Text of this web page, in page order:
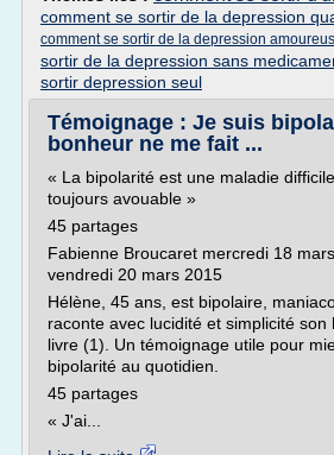
comment se sortir de la depression
comment se sortir de la depression
sortir de la depression sans
sortir depression seul
Témoignage : Je suis
bonheur ne me fait ...
« La bipolarité est une maladie
toujours avouable »
45 partages
Fabienne Broucaret mercredi 18
vendredi 20 mars 2015
Hélène, 45 ans, est bipolaire,
raconte avec lucidité et simplicité son
livre (1). Un témoignage utile pour
bipolarité au quotidien.
45 partages
« J'ai...